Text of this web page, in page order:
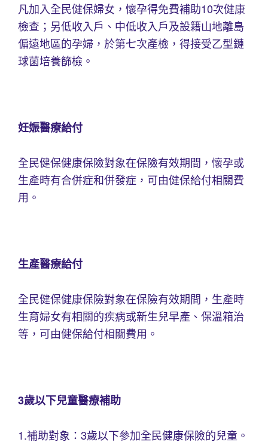
凡加入全民健保婦女，懷孕得免費補助10次健康
檢查；另低收入戶、中低收入戶及設籍山地離島
偏遠地區的孕婦，於第七次產檢，得接受乙型鏈
球菌培養篩檢。
妊娠醫療給付
全民健保健康保險對象在保險有效期間，懷孕或
生產時有合併症和併發症，可由健保給付相關費
用。
生產醫療給付
全民健保健康保險對象在保險有效期間，生產時
生育婦女有相關的疾病或新生兒早產、保溫箱治
等，可由健保給付相關費用。
3歲以下兒童醫療補助
1.補助對象：3歲以下參加全民健康保險的兒童。